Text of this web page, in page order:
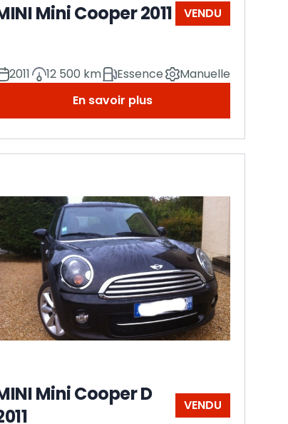
Mini Cooper 2011 VENDU
2011 12 500 km Essence
Manuelle
En savoir plus
Mini Cooper D
VENDU